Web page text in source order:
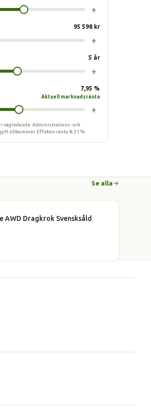
+
95 598 kr
+
5 år
+
7,95 %
Aktuell marknadsränta
+
vägledande. Administrations- och
tillkommer. Effektiv ränta 8,31 %
Se alla
AWD Dragkrok Svensksåld